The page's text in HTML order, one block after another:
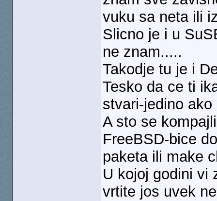
vuku sa neta ili
Slicno je i u
ne znam.....
Takodje tu je i
Tesko da ce ti
stvari-jedino
A sto se
FreeBSD-bice
paketa ili make
U kojoj godini vi
vrtite jos uvek